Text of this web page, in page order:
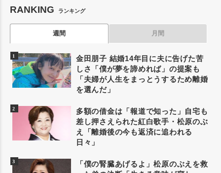
RANKING ランキング
週間 月間
金田朋子 結婚14年目に夫に告げた苦
しさ「僕が夢を諦めれば」の提案も
「夫婦が人生をまっとうするため離婚
を選んだ」
多額の借金は「報道で知った」自宅も
差し押さえられた紅白歌手・松原のぶ
え「離婚後の今も返済に追われる
日々」
「僕の腎臓あげるよ」松原のぶえを救